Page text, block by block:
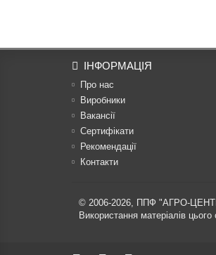
ІНФОРМАЦІЯ
Про нас
Виробники
Вакансії
Сертифікати
Рекомендації
Контакти
© 2006-2026, ППФ "АГРО-
Використання матеріалів